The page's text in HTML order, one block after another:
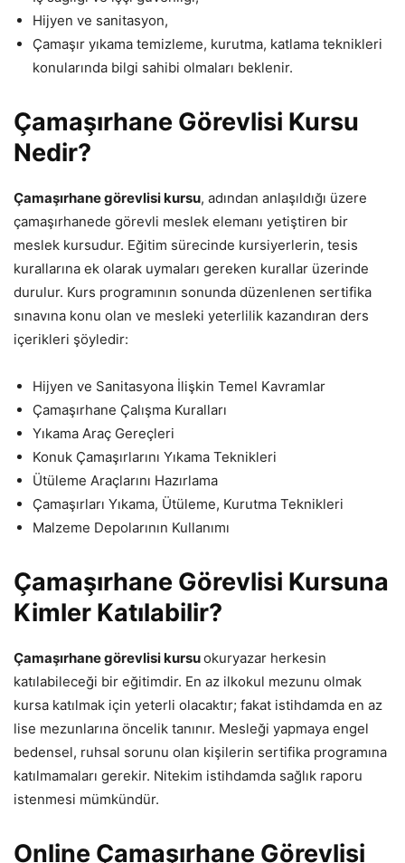
Hijyen ve sanitasyon,
Çamaşır yıkama temizleme, kurutma, katlama teknikleri
konularında bilgi sahibi olmaları beklenir.
Çamaşırhane Görevlisi Kursu
Nedir?
Çamaşırhane görevlisi kursu, adından anlaşıldığı üzere
çamaşırhanede görevli meslek elemanı yetiştiren bir
meslek kursudur. Eğitim sürecinde kursiyerlerin, tesis
kurallarına ek olarak uymaları gereken kurallar üzerinde
durulur. Kurs programının sonunda düzenlenen sertifika
sınavına konu olan ve mesleki yeterlilik kazandıran ders
içerikleri şöyledir:
Hijyen ve Sanitasyona İlişkin Temel Kavramlar
Çamaşırhane Çalışma Kuralları
Yıkama Araç Gereçleri
Konuk Çamaşırlarını Yıkama Teknikleri
Ütüleme Araçlarını Hazırlama
Çamaşırları Yıkama, Ütüleme, Kurutma Teknikleri
Malzeme Depolarının Kullanımı
Çamaşırhane Görevlisi Kursuna
Kimler Katılabilir?
Çamaşırhane görevlisi kursuokuryazar herkesin
katılabileceği bir eğitimdir. En az ilkokul mezunu olmak
kursa katılmak için yeterli olacaktır; fakat istihdamda en az
lise mezunlarına öncelik tanınır. Mesleği yapmaya engel
bedensel, ruhsal sorunu olan kişilerin sertifika programına
katılmamaları gerekir. Nitekim istihdamda sağlık raporu
istenmesi mümkündür.
Online Çamaşırhane Görevlisi